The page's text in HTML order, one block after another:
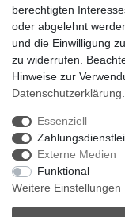
Newsletter
Newsletter
Hiermit bestätige ich,
Einwilligung kann ich
berechtigten
oder abgelehnt
und die Einwilligung
zu widerrufen.
Hinweise zur
Daten­schutz­erklärung
Essenziell
Externe Medien
Funktional
Weitere Einstellungen